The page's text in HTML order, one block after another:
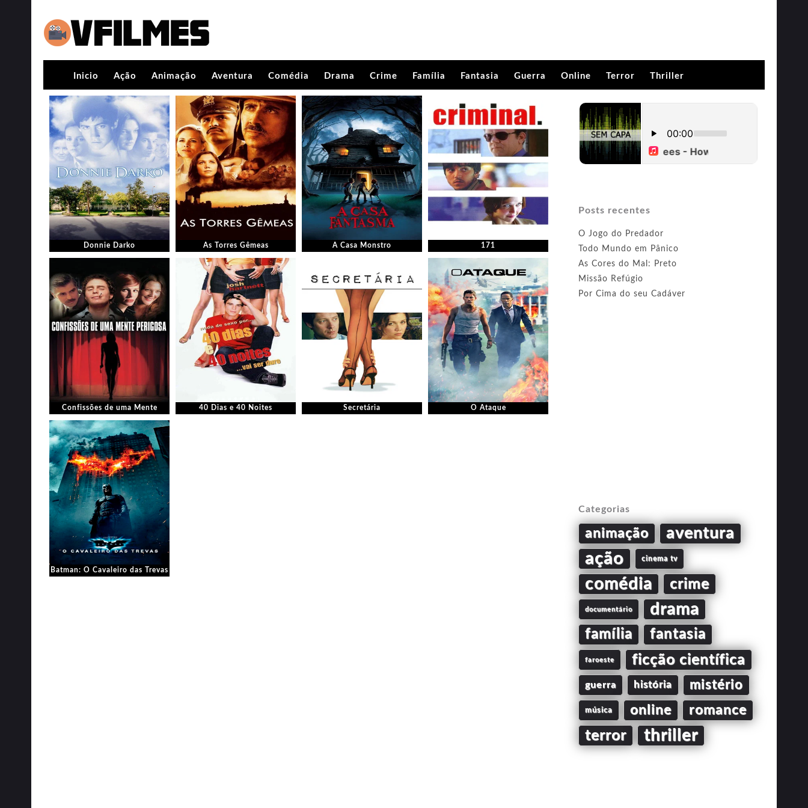
Inicio Ação Animação Aventura Comédia Drama Crime Família Fantasia Guerra Online Terror Thriller
Donnie Darko As Torres Gêmeas A Casa Monstro 171
Confissões de uma Mente
40 Dias e 40 Noites Secretária O Ataque
Batman: O Cavaleiro das Trevas
Posts recentes
O Jogo do Predador
Todo Mundo em Pânico
As Cores do Mal: Preto
Missão Refúgio
Por Cima do seu Cadáver
Categorias
animação aventura
ação cinema tv
comédia crime
documentário drama
família fantasia
faroeste ficção científica
guerra história mistério
música online romance
terror thriller